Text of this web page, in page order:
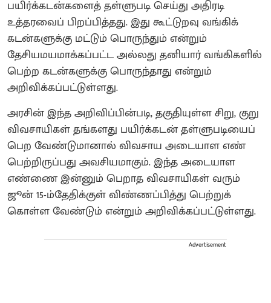
பயிர்க்கடன்களைத் தள்ளுபடி செய்து அதிரடி
உத்தரவைப் பிறப்பித்தது. இது கூட்டுறவு வங்கிக்
கடன்களுக்கு மட்டும் பொருந்தும் என்றும்
தேசியமயமாக்கப்பட்ட அல்லது தனியார் வங்கிகளில்
பெற்ற கடன்களுக்கு பொருந்தாது என்றும்
அறிவிக்கப்பட்டுள்ளது.
அரசின் இந்த அறிவிப்பின்படி, தகுதியுள்ள சிறு, குறு
விவசாயிகள் தங்களது பயிர்க்கடன் தள்ளுபடியைப்
பெற வேண்டுமானால் விவசாய அடையாள எண்
பெற்றிருப்பது அவசியமாகும். இந்த அடையாள
எண்ணை இன்னும் பெறாத விவசாயிகள் வரும்
ஜூன் 15-ம்தேதிக்குள் விண்ணப்பித்து பெற்றுக்
கொள்ள வேண்டும் என்றும் அறிவிக்கப்பட்டுள்ளது.
Advertisement